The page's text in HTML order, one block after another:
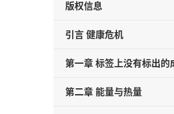
版权信息
引言 健康危机
第一章 标签上没有标出的
第二章 能量与热量